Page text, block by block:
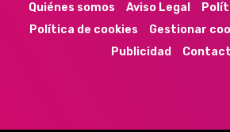
Quiénes somos Aviso Legal
Política de cookies
Gestionar
Publicidad